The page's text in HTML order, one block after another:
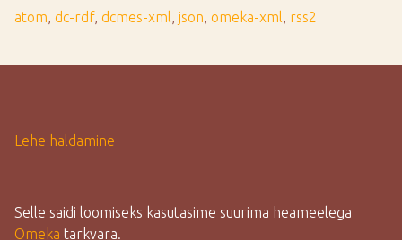
atom, dc-rdf, dcmes-xml, json, omeka-xml, rss2
Lehe haldamine
Selle saidi loomiseks kasutasime suurima heameelega
Omeka tarkvara.